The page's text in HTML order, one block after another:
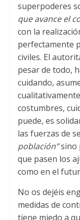
superpoderes
que avance el
con la
perfectamente
civiles. El
pesar de todo,
cuidando,
costumbres,
puede, es
las fuerzas de
población”sino
que pasen los
como en el
No os dejéis
medidas de
tiene miedo a